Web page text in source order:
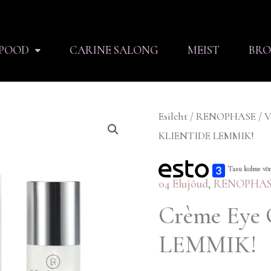
CARINE SALONG MEIST
Esileht/RENOPHASE/
KLIENTIDE LEMMIK!
Tasu kolme
04 Elujõud,
Crème
LEMMIK!
Crème
Eye
KLIENTIDE
LEMMIK!
kogus